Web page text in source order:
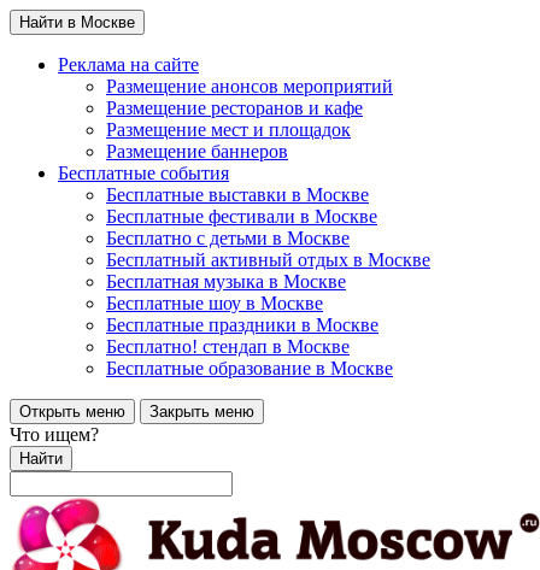
Найти в Москве
Реклама на сайте
Размещение анонсов мероприятий
Размещение ресторанов и кафе
Размещение мест и площадок
Размещение баннеров
Бесплатные события
Бесплатные выставки в Москве
Бесплатные фестивали в Москве
Бесплатно с детьми в Москве
Бесплатный активный отдых в Москве
Бесплатная музыка в Москве
Бесплатные шоу в Москве
Бесплатные праздники в Москве
Бесплатно! стендап в Москве
Бесплатные образование в Москве
Открыть меню Закрыть меню
Что ищем?
Найти